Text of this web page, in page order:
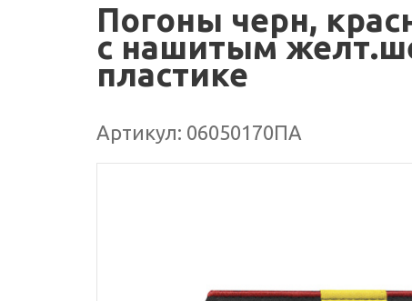
Погоны черн,
с нашитым
пластике
Артикул: 06050170ПА